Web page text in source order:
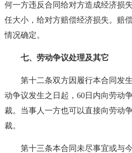
何一方违反合同给对方造成经济损
任大小，给对方赔偿经济损失。赔
情况确定。
七、劳动争议处理及其它
第十二条双方因履行本合同发
动争议发生之日起，60日内向劳动
裁。当事人一方也可以直接向劳动
裁。
第十三条本合同未尽事宜或与